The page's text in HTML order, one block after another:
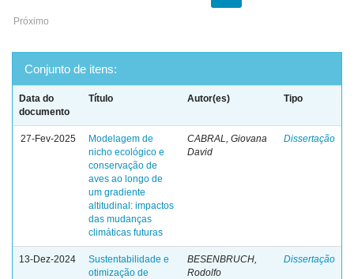
Próximo
Conjunto de itens:
Data do
documento
Título Autor(es) Tipo
27-Fev-2025
Modelagem de
nicho ecológico e
conservação de
aves ao longo de
um gradiente
altitudinal: impactos
das mudanças
climáticas futuras
CABRAL, Giovana
David
Dissertação
13-Dez-2024
Sustentabilidade e
otimização de
BESENBRUCH,
Rodolfo
Dissertação